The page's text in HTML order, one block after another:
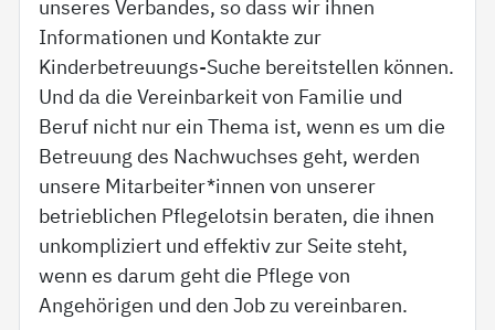
unseres Verbandes, so dass wir ihnen
Informationen und Kontakte zur
Kinderbetreuungs-Suche bereitstellen können.
Und da die Vereinbarkeit von Familie und
Beruf nicht nur ein Thema ist, wenn es um die
Betreuung des Nachwuchses geht, werden
unsere Mitarbeiter*innen von unserer
betrieblichen Pflegelotsin beraten, die ihnen
unkompliziert und effektiv zur Seite steht,
wenn es darum geht die Pflege von
Angehörigen und den Job zu vereinbaren.